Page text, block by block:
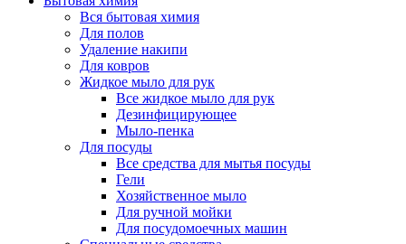
Вся бытовая химия
Для полов
Удаление накипи
Для ковров
Жидкое мыло для рук
Все жидкое мыло для рук
Дезинфицирующее
Мыло-пенка
Для посуды
Все средства для мытья посуды
Гели
Хозяйственное мыло
Для ручной мойки
Для посудомоечных машин